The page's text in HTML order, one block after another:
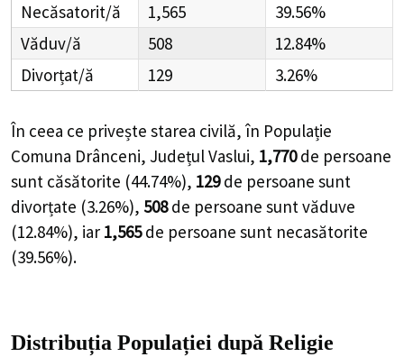
Necăsatorit/ă
1,565
39.56%
Văduv/ă
508
12.84%
Divorțat/ă
129 3.26%
În ceea ce privește starea civilă, în Populație
Comuna Drânceni, Județul Vaslui, 1,770 de persoane
sunt căsătorite (44.74%), 129 de persoane sunt
divorțate (3.26%), 508 de persoane sunt văduve
(12.84%), iar 1,565 de persoane sunt necasătorite
(39.56%).
Distribuția Populației după Religie